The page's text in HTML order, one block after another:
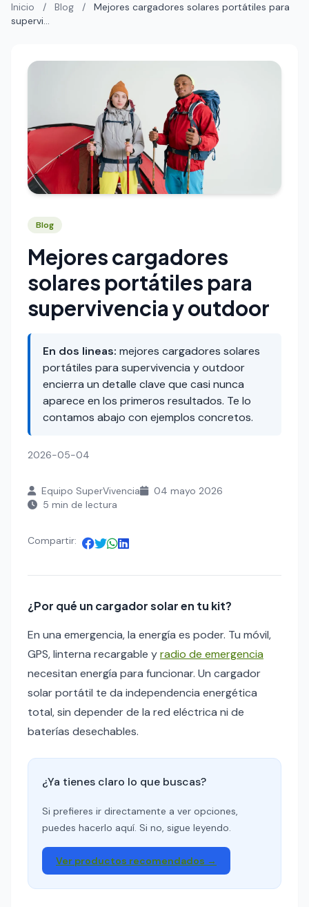
Inicio / Blog /
Mejores cargadores solares portátiles para
supervi...
Blog
Mejores cargadores
solares portátiles para
supervivencia y outdoor
En dos lineas: mejores cargadores solares
portátiles para supervivencia y outdoor
encierra un detalle clave que casi nunca
aparece en los primeros resultados. Te lo
contamos abajo con ejemplos concretos.
2026-05-04
Equipo SuperVivencia
04 mayo 2026
5 min de lectura
Compartir:
¿Por qué un cargador solar en tu kit?
En una emergencia, la energía es poder. Tu móvil,
GPS, linterna recargable yradio de emergencia
necesitan energía para funcionar. Un cargador
solar portátil te da independencia energética
total, sin depender de la red eléctrica ni de
baterías desechables.
¿Ya tienes claro lo que buscas?
Si prefieres ir directamente a ver opciones,
puedes hacerlo aquí. Si no, sigue leyendo.
Ver productos recomendados →